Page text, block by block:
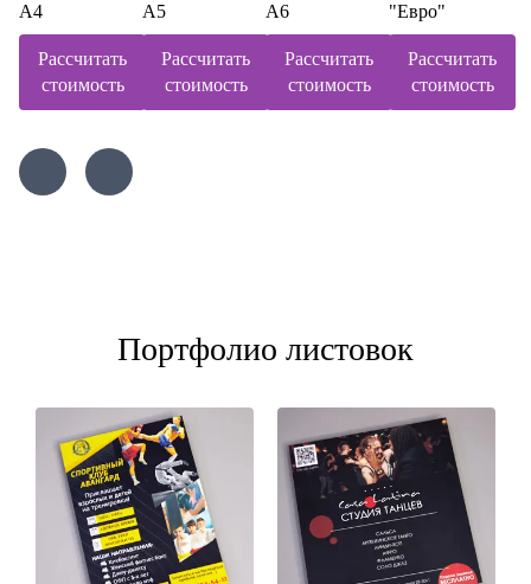
А4
Рассчитать
стоимость
А5
Рассчитать
стоимость
А6
Рассчитать
стоимость
"Евро"
Рассчитать
стоимость
Портфолио листовок